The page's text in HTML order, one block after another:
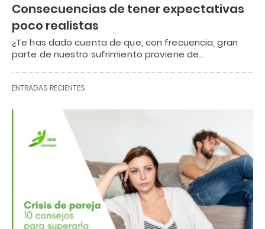
Consecuencias de tener expectativas
poco realistas
¿Te has dado cuenta de que, con frecuencia, gran
parte de nuestro sufrimiento proviene de…
ENTRADAS RECIENTES